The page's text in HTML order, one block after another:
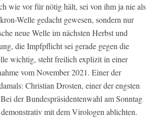
wie vor für nötig hält, sei von ihm ja nie als
Welle gedacht gewesen, sondern nur
neue Welle im nächsten Herbst und
die Impfpflicht sei gerade gegen die
wichtig, steht freilich explizit in einer
vom November 2021. Einer der
Christian Drosten, einer der engsten
der Bundespräsidentenwahl am Sonntag
mit dem Virologen ablichten.